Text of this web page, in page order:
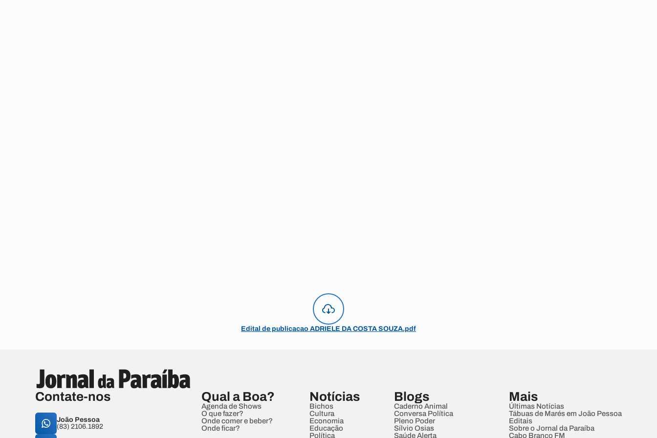
Edital de publicacao ADRIELE DA COSTA SOUZA.pdf
Contate-nos
João Pessoa
(83) 2106.1892
Qual a Boa?
Agenda de Shows
O que fazer?
Onde comer e beber?
Onde ficar?
Notícias
Bichos
Cultura
Economia
Educação
Política
Blogs
Caderno Animal
Conversa Política
Pleno Poder
Sílvio Osias
Saúde Alerta
Mais
Últimas Notícias
Tábuas de Marés em João Pessoa
Editais
Sobre o Jornal da Paraíba
Cabo Branco FM